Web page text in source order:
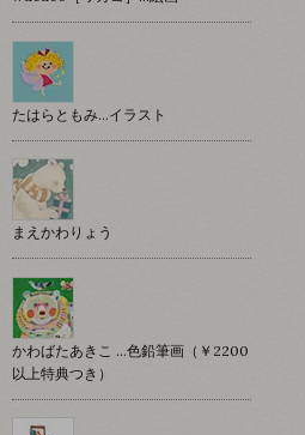
たはらともみ…イラスト
まえかわりょう
かわばたあきこ …色鉛筆画（￥2200
以上特典つき）